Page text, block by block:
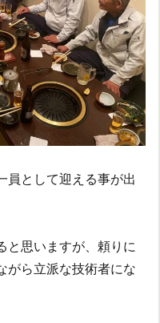
員として迎える事が出
と思いますが、頼りに
がら立派な技術者にな